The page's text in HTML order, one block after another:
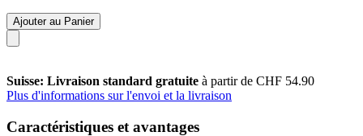
Ajouter au Panier
Suisse: Livraison standard gratuite à partir de CHF 54.90
Plus d'informations sur l'envoi et la livraison
Caractéristiques et avantages